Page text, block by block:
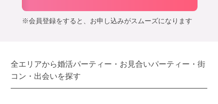
※会員登録をすると、お申し込みがスムーズになります
全エリアから婚活パーティー・お見合いパーティー・街
コン・出会いを探す